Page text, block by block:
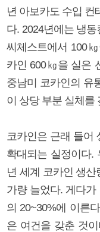
년 아보카도 수입 컨
다. 2024년에는 냉
씨체스트에서 100
카인 600㎏을 실은
중남미 코카인의 유
이 상당 부분 실체를
코카인은 근래 들어
확대되는 실정이다.
년 세계 코카인 생산
가량 늘었다. 게다
의 20~30%에 이른
은 여건을 갖춘 것